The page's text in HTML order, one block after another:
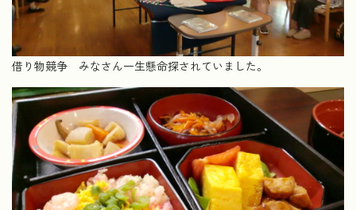
借り物競争 みなさん一生懸命探されていました。